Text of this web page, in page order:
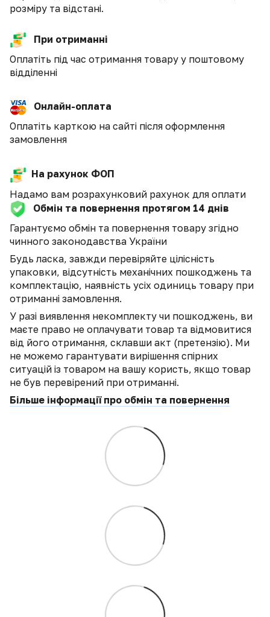
розміру та відстані.
При отриманні
Оплатіть під час отримання товару у поштовому
відділенні
Онлайн-оплата
Оплатіть карткою на сайті після оформлення
замовлення
На рахунок ФОП
Надамо вам розрахунковий рахунок для оплати
Обмін та повернення протягом 14 днів
Гарантуємо обмін та повернення товару згідно
чинного законодавства України
Будь ласка, завжди перевіряйте цілісність
упаковки, відсутність механічних пошкоджень та
комплектацію, наявність усіх одиниць товару при
отриманні замовлення.
У разі виявлення некомплекту чи пошкоджень, ви
маєте право не оплачувати товар та відмовитися
від його отримання, склавши акт (претензію). Ми
не можемо гарантувати вирішення спірних
ситуацій із товаром на вашу користь, якщо товар
не був перевірений при отриманні.
Більше інформації про обмін та повернення